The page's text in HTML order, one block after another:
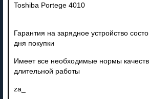
Toshiba Portege 4010
Гарантия на зарядное устройство
дня покупки
Имеет все необходимые нормы
длительной работы
za_